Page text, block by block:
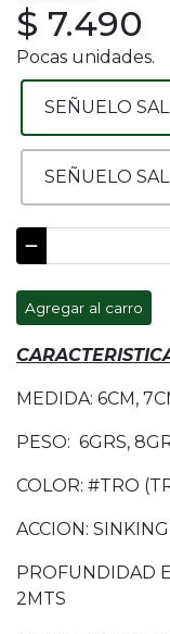
$ 7.490
Pocas unidades.
SEÑUELO
SEÑUELO
Agregar al carro
MEDIDA: 6CM,
PESO: 6GRS,
COLOR: #TRO
ACCION: SINKING
PROFUNDIDAD
2MTS